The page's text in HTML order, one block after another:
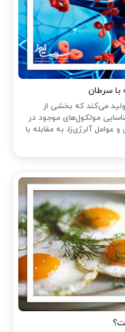
با سرطان
می‌کند که بخشی از
مولکول‌های موجود در
عوامل آلرژی‌زا، به مقابله با